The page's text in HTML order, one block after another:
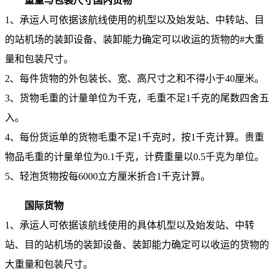
1、承运人可依据该航线使用的机型以及始发站、中转站、目
的站机场的装卸设备、装卸能力确定可以收运的货物的#大重
量和包装尺寸。
2、每件货物的外包装长、宽、高尺寸之和不得小于40厘米。
3、货物毛重的计量单位为千克，毛重不足1千克的尾数四舍五
入。
4、每份货运单的货物毛重不足1千克时，按1千克计算。贵重
物品毛重的计量单位为0.1千克，计费重量以0.5千克为单位。
5、轻泡货物按每6000立方厘米折合1千克计算。
国际货物
1、承运人可依据该航线使用的具体机型以及始发站、中转
站、目的站机场的装卸设备、装卸能力确定可以收运的货物的
大重量和包装尺寸。